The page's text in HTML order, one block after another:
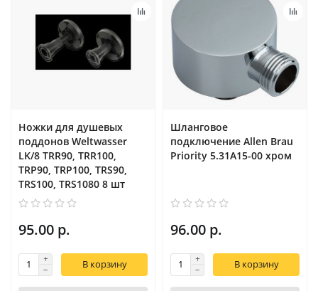
Ножки для душевых
поддонов Weltwasser
LK/8 TRR90, TRR100,
TRP90, TRP100, TRS90,
TRS100, TRS1080 8 шт
95.00 р.
В корзину
Шланговое
подключение Allen Brau
Priority 5.31A15-00 хром
96.00 р.
В корзину